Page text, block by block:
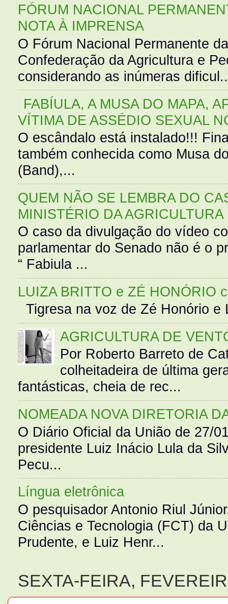
FÓRUM NACIONAL
NOTA À IMPRENSA
O Fórum Nacional Permanente
Confederação da Agricultura e
considerando as inúmeras
FABÍULA, A MUSA DO MAPA,
VÍTIMA DE ASSÉDIO SEXUAL
O escândalo está instalado!!!
também conhecida como Musa
(Band),...
QUEM NÃO SE LEMBRA DO
MINISTÉRIO DA AGRICULTURA
O caso da divulgação do vídeo
parlamentar do Senado não é o
“ Fabiula ...
LUIZA BRITTO e ZÉ HONÓRIO
Tigresa na voz de Zé Honório
AGRICULTURA DE
Por Roberto Barreto de
colheitadeira de última
fantásticas, cheia de rec...
NOMEADA NOVA DIRETORIA
O Diário Oficial da União de 27/
presidente Luiz Inácio Lula da
Pecu...
Língua eletrônica
O pesquisador Antonio Riul
Ciências e Tecnologia (FCT) da
Prudente, e Luiz Henr...
SEXTA-FEIRA,